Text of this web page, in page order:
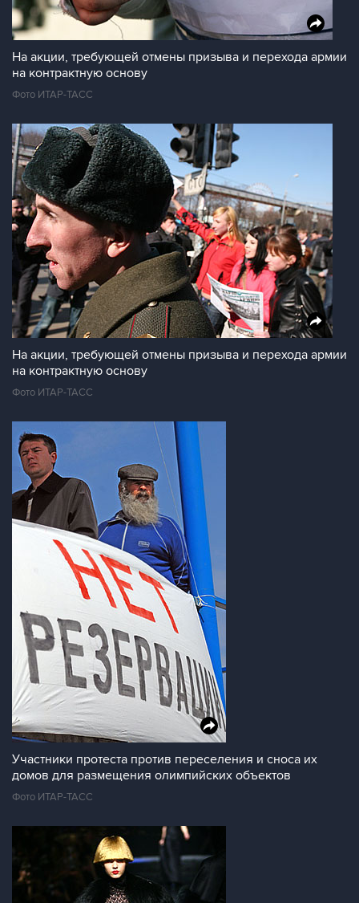
На акции, требующей отмены призыва и перехода армии
на контрактную основу
Фото ИТАР-ТАСС
На акции, требующей отмены призыва и перехода армии
на контрактную основу
Фото ИТАР-ТАСС
Участники протеста против переселения и сноса их
домов для размещения олимпийских объектов
Фото ИТАР-ТАСС